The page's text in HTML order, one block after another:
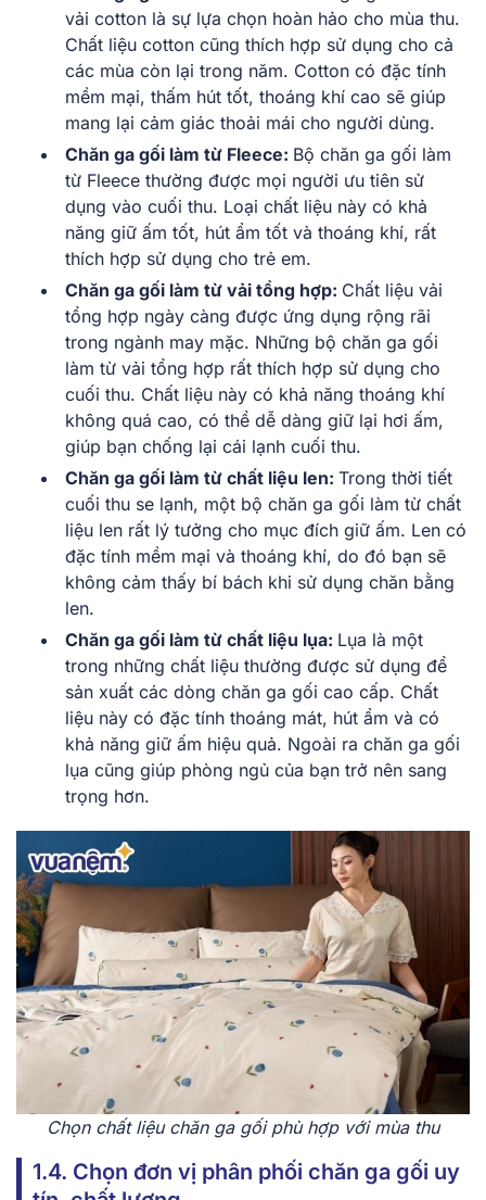
vải cotton là sự lựa chọn hoàn hảo cho mùa thu.
Chất liệu cotton cũng thích hợp sử dụng cho cả
các mùa còn lại trong năm. Cotton có đặc tính
mềm mại, thấm hút tốt, thoáng khí cao sẽ giúp
mang lại cảm giác thoải mái cho người dùng.
Chăn ga gối làm từ Fleece: Bộ chăn ga gối làm
từ Fleece thường được mọi người ưu tiên sử
dụng vào cuối thu. Loại chất liệu này có khả
năng giữ ấm tốt, hút ẩm tốt và thoáng khí, rất
thích hợp sử dụng cho trẻ em.
Chăn ga gối làm từ vải tổng hợp: Chất liệu vải
tổng hợp ngày càng được ứng dụng rộng rãi
trong ngành may mặc. Những bộ chăn ga gối
làm từ vải tổng hợp rất thích hợp sử dụng cho
cuối thu. Chất liệu này có khả năng thoáng khí
không quá cao, có thể dễ dàng giữ lại hơi ấm,
giúp bạn chống lại cái lạnh cuối thu.
Chăn ga gối làm từ chất liệu len: Trong thời tiết
cuối thu se lạnh, một bộ chăn ga gối làm từ chất
liệu len rất lý tưởng cho mục đích giữ ấm. Len có
đặc tính mềm mại và thoáng khí, do đó bạn sẽ
không cảm thấy bí bách khi sử dụng chăn bằng
len.
Chăn ga gối làm từ chất liệu lụa: Lụa là một
trong những chất liệu thường được sử dụng để
sản xuất các dòng chăn ga gối cao cấp. Chất
liệu này có đặc tính thoáng mát, hút ẩm và có
khả năng giữ ấm hiệu quả. Ngoài ra chăn ga gối
lụa cũng giúp phòng ngủ của bạn trở nên sang
trọng hơn.
Chọn chất liệu chăn ga gối phù hợp với mùa thu
1.4. Chọn đơn vị phân phối chăn ga gối uy